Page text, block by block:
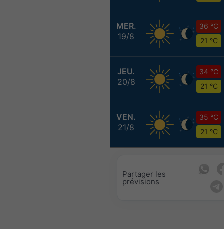
MER.
19/8
36 °C
21 °C
JEU.
20/8
34 °C
21 °C
VEN.
21/8
35 °C
21 °C
Partager les
prévisions